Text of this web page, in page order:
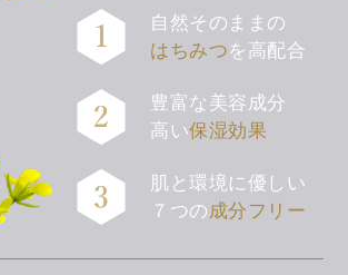
自然そのままの
はちみつを高配合
豊富な美容成分
高い保湿効果
肌と環境に優しい
７つの成分フリー